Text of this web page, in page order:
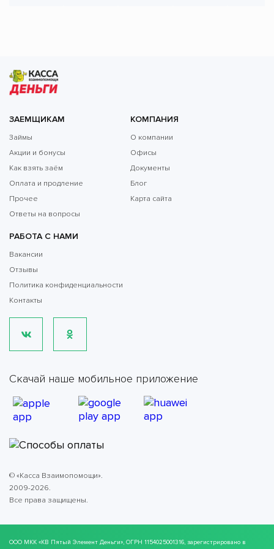
ЗАЕМЩИКАМ
Займы
Акции и бонусы
Как взять заём
Оплата и продление
Прочее
Ответы на вопросы
КОМПАНИЯ
О компании
Офисы
Документы
Блог
Карта сайта
РАБОТА С НАМИ
Вакансии
Отзывы
Политика конфиденциальности
Контакты
Скачай наше мобильное приложение
© «Касса Взаимопомощи».
2009-2026.
Все права защищены.
ООО МКК «КВ Пятый Элемент Деньги», ОГРН 1154025001316, зарегистрировано в